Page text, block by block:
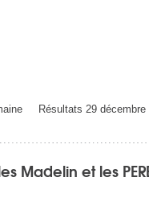
Résultats 29
Madelin et les